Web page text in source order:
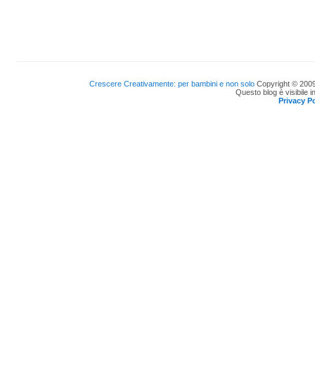
Crescere Creativamente: per bambini e non solo Copyright ©
Questo blog è visibile
Privacy